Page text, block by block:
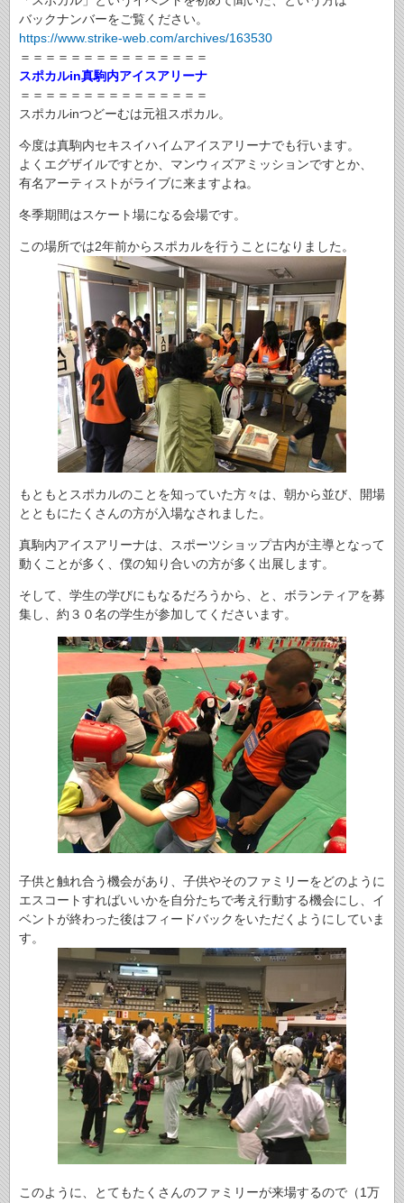
バックナンバーをご覧ください。
https://www.strike-web.com/archives/163530
＝＝＝＝＝＝＝＝＝＝＝＝＝＝＝
スポカルin真駒内アイスアリーナ
＝＝＝＝＝＝＝＝＝＝＝＝＝＝＝
スポカルinつどーむは元祖スポカル。
今度は真駒内セキスイハイムアイスアリーナでも行います。
よくエグザイルですとか、マンウィズアミッションですとか、
有名アーティストがライブに来ますよね。
冬季期間はスケート場になる会場です。
この場所では2年前からスポカルを行うことになりました。
もともとスポカルのことを知っていた方々は、朝から並び、開場
とともにたくさんの方が入場なされました。
真駒内アイスアリーナは、スポーツショップ古内が主導となって
動くことが多く、僕の知り合いの方が多く出展します。
そして、学生の学びにもなるだろうから、と、ボランティアを募
集し、約３０名の学生が参加してくださいます。
子供と触れ合う機会があり、子供やそのファミリーをどのように
エスコートすればいいかを自分たちで考え行動する機会にし、イ
ベントが終わった後はフィードバックをいただくようにしていま
す。
このように、とてもたくさんのファミリーが来場するので（1万